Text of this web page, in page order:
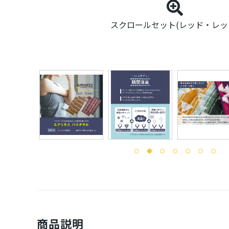
スクロールセット(レッド・レ
商品説明